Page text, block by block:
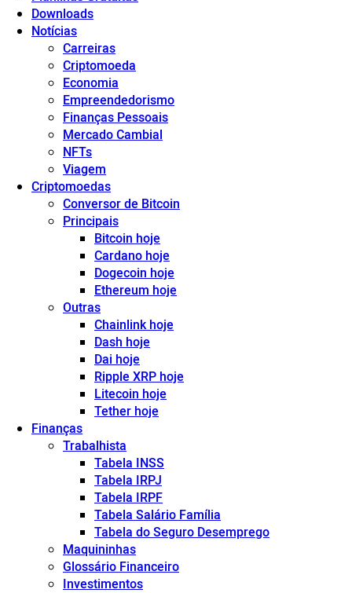
Downloads
Notícias
Carreiras
Criptomoeda
Economia
Empreendedorismo
Finanças Pessoais
Mercado Cambial
NFTs
Viagem
Criptomoedas
Conversor de Bitcoin
Principais
Bitcoin hoje
Cardano hoje
Dogecoin hoje
Ethereum hoje
Outras
Chainlink hoje
Dash hoje
Dai hoje
Ripple XRP hoje
Litecoin hoje
Tether hoje
Finanças
Trabalhista
Tabela INSS
Tabela IRPJ
Tabela IRPF
Tabela Salário Família
Tabela do Seguro Desemprego
Maquininhas
Glossário Financeiro
Investimentos